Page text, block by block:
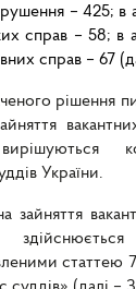
– 425; в
справ – 58; в
справ – 67
рішення
України.
зайняття
статтею